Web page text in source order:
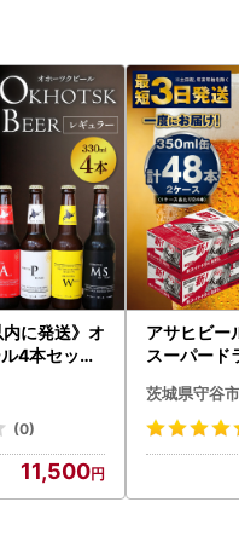
内に発送》オ
4本セット
瓶ビール
り物 お中元
モルトビー
(0)
11,500
アサヒビー
スーパー
茨城県守谷市